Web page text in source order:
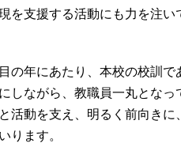
を支援する活動にも力を注い
の年にあたり、本校の校訓で
しながら、教職員一丸となっ
活動を支え、明るく前向きに
ります。